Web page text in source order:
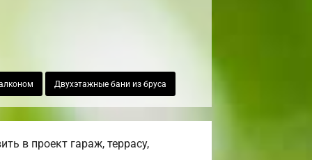
Двухэтажные бани из бруса
в проект гараж, террасу,